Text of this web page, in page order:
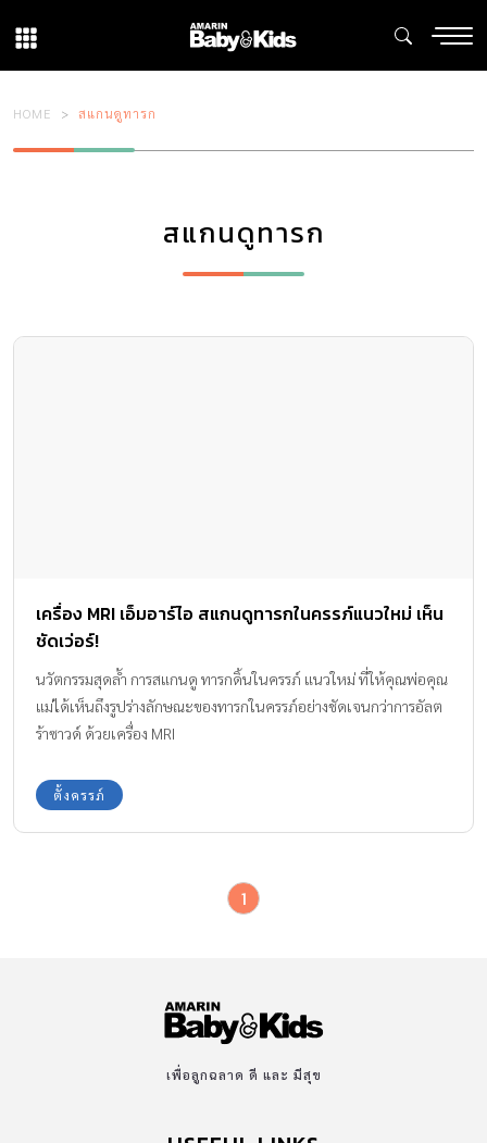
HOME สแกนดูทารก
สแกนดูทารก
เครื่อง MRI เอ็มอาร์ไอ สแกนดูทารกในครรภ์แนวใหม่ เห็น
ชัดเว่อร์!
นวัตกรรมสุดล้ำ การสแกนดู ทารกดิ้นในครรภ์ แนวใหม่ ที่ให้คุณพ่อคุณ
แม่ได้เห็นถึงรูปร่างลักษณะของทารกในครรภ์อย่างชัดเจนกว่าการอัลต
ร้าซาวด์ ด้วยเครื่อง MRI
ตั้งครรภ์
1
เพื่อลูกฉลาด ดี และ มีสุข